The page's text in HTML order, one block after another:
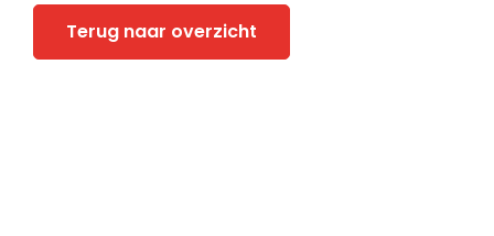
Terug naar overzicht